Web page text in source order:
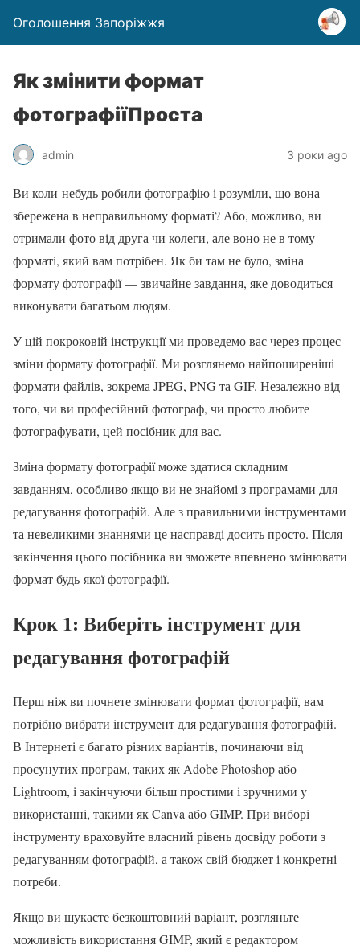
Оголошення Запоріжжя
Як змінити формат
фотографіїПроста
admin 3 роки ago
Ви коли-небудь робили фотографію і розуміли, що вона
збережена в неправильному форматі? Або, можливо, ви
отримали фото від друга чи колеги, але воно не в тому
форматі, який вам потрібен. Як би там не було, зміна
формату фотографії — звичайне завдання, яке доводиться
виконувати багатьом людям.
У цій покроковій інструкції ми проведемо вас через процес
зміни формату фотографії. Ми розглянемо найпоширеніші
формати файлів, зокрема JPEG, PNG та GIF. Незалежно від
того, чи ви професійний фотограф, чи просто любите
фотографувати, цей посібник для вас.
Зміна формату фотографії може здатися складним
завданням, особливо якщо ви не знайомі з програмами для
редагування фотографій. Але з правильними інструментами
та невеликими знаннями це насправді досить просто. Після
закінчення цього посібника ви зможете впевнено змінювати
формат будь-якої фотографії.
Крок 1: Виберіть інструмент для
редагування фотографій
Перш ніж ви почнете змінювати формат фотографії, вам
потрібно вибрати інструмент для редагування фотографій.
В Інтернеті є багато різних варіантів, починаючи від
просунутих програм, таких як Adobe Photoshop або
Lightroom, і закінчуючи більш простими і зручними у
використанні, такими як Canva або GIMP. При виборі
інструменту враховуйте власний рівень досвіду роботи з
редагуванням фотографій, а також свій бюджет і конкретні
потреби.
Якщо ви шукаєте безкоштовний варіант, розгляньте
можливість використання GIMP, який є редактором